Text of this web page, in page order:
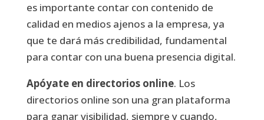
es importante contar con contenido de
calidad en medios ajenos a la empresa, ya
que te dará más credibilidad, fundamental
para contar con una buena presencia digital.
Apóyate en directorios online. Los
directorios online son una gran plataforma
para ganar visibilidad, siempre y cuando,